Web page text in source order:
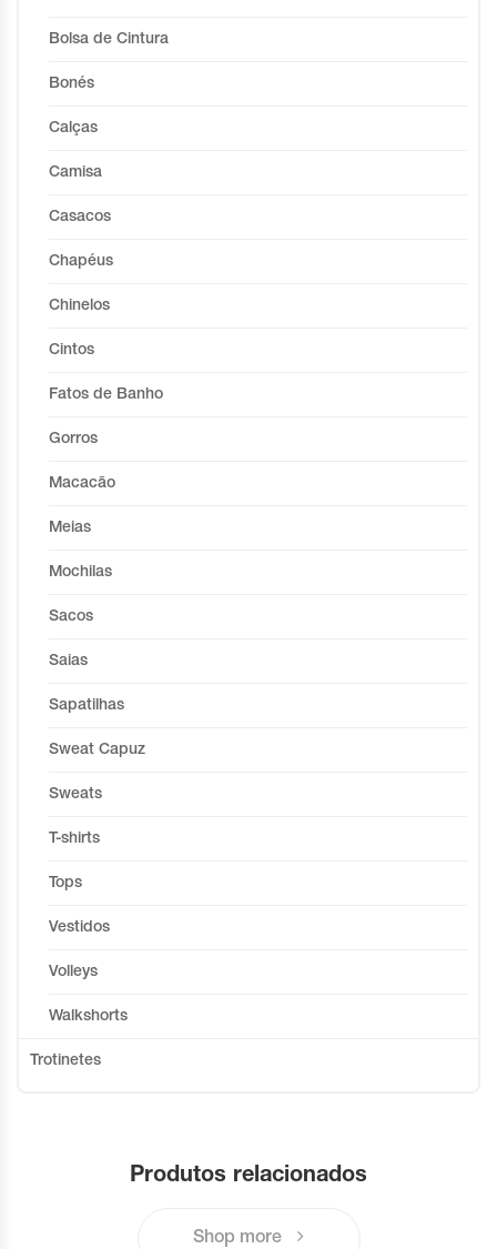
Bolsa de Cintura
Bonés
Calças
Camisa
Casacos
Chapéus
Chinelos
Cintos
Fatos de Banho
Gorros
Macacão
Meias
Mochilas
Sacos
Saias
Sapatilhas
Sweat Capuz
Sweats
T-shirts
Tops
Vestidos
Volleys
Walkshorts
Trotinetes
Produtos relacionados
Shop more